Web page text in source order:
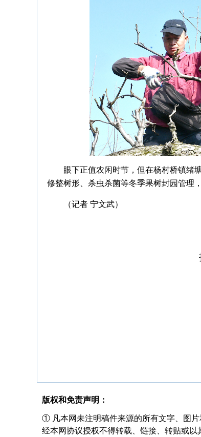
眼下正值农闲时节，但在杨村桥镇绪
修整树形、杀虫杀菌等冬季果树封园管理
（记者 宁文武）
版权和免责声明：
① 凡本网未注明稿件来源的所有文字、图
经本网协议授权不得转载、链接、转贴或